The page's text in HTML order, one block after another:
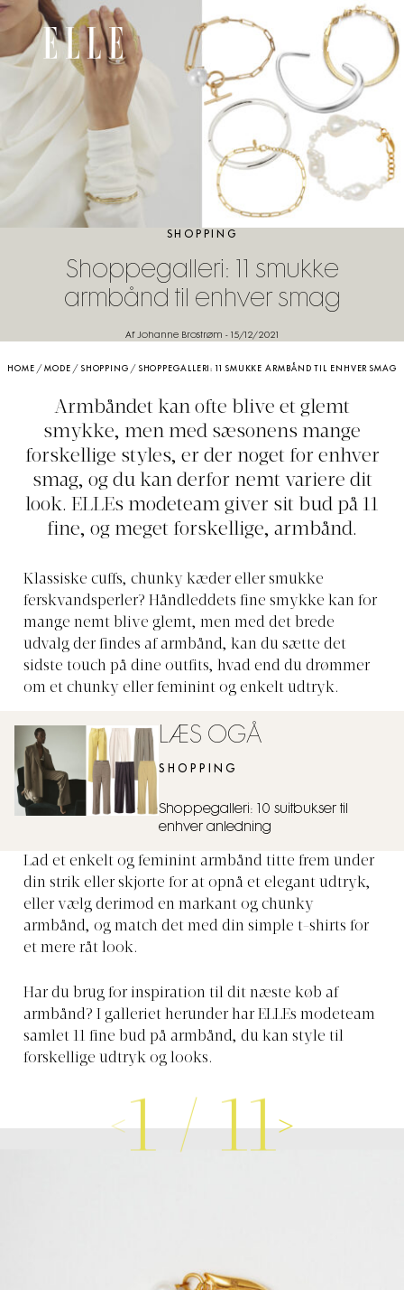
SHOPPING
Shoppegalleri: 11 smukke
armbånd til enhver smag
Af Johanne Brostrøm - 15/12/2021
HOME /MODE / SHOPPING / SHOPPEGALLERI: 11 SMUKKE ARMBÅND TIL ENHVER SMAG
Armbåndet kan ofte blive et glemt
smykke, men med sæsonens mange
forskellige styles, er der noget for enhver
smag, og du kan derfor nemt variere dit
look. ELLEs modeteam giver sit bud på 11
fine, og meget forskellige, armbånd.
Klassiske cuffs, chunky kæder eller smukke
ferskvandsperler? Håndleddets fine smykke kan for
mange nemt blive glemt, men med det brede
udvalg der findes af armbånd, kan du sætte det
sidste touch på dine outfits, hvad end du drømmer
om et chunky eller feminint og enkelt udtryk.
LÆS OGÅ
SHOPPING
Shoppegalleri: 10 suitbukser til
enhver anledning
Lad et enkelt og feminint armbånd titte frem under
din strik eller skjorte for at opnå et elegant udtryk,
eller vælg derimod en markant og chunky
armbånd, og match det med din simple t-shirts for
et mere råt look.
Har du brug for inspiration til dit næste køb af
armbånd? I galleriet herunder har ELLEs modeteam
samlet 11 fine bud på armbånd, du kan style til
forskellige udtryk og looks.
1/11